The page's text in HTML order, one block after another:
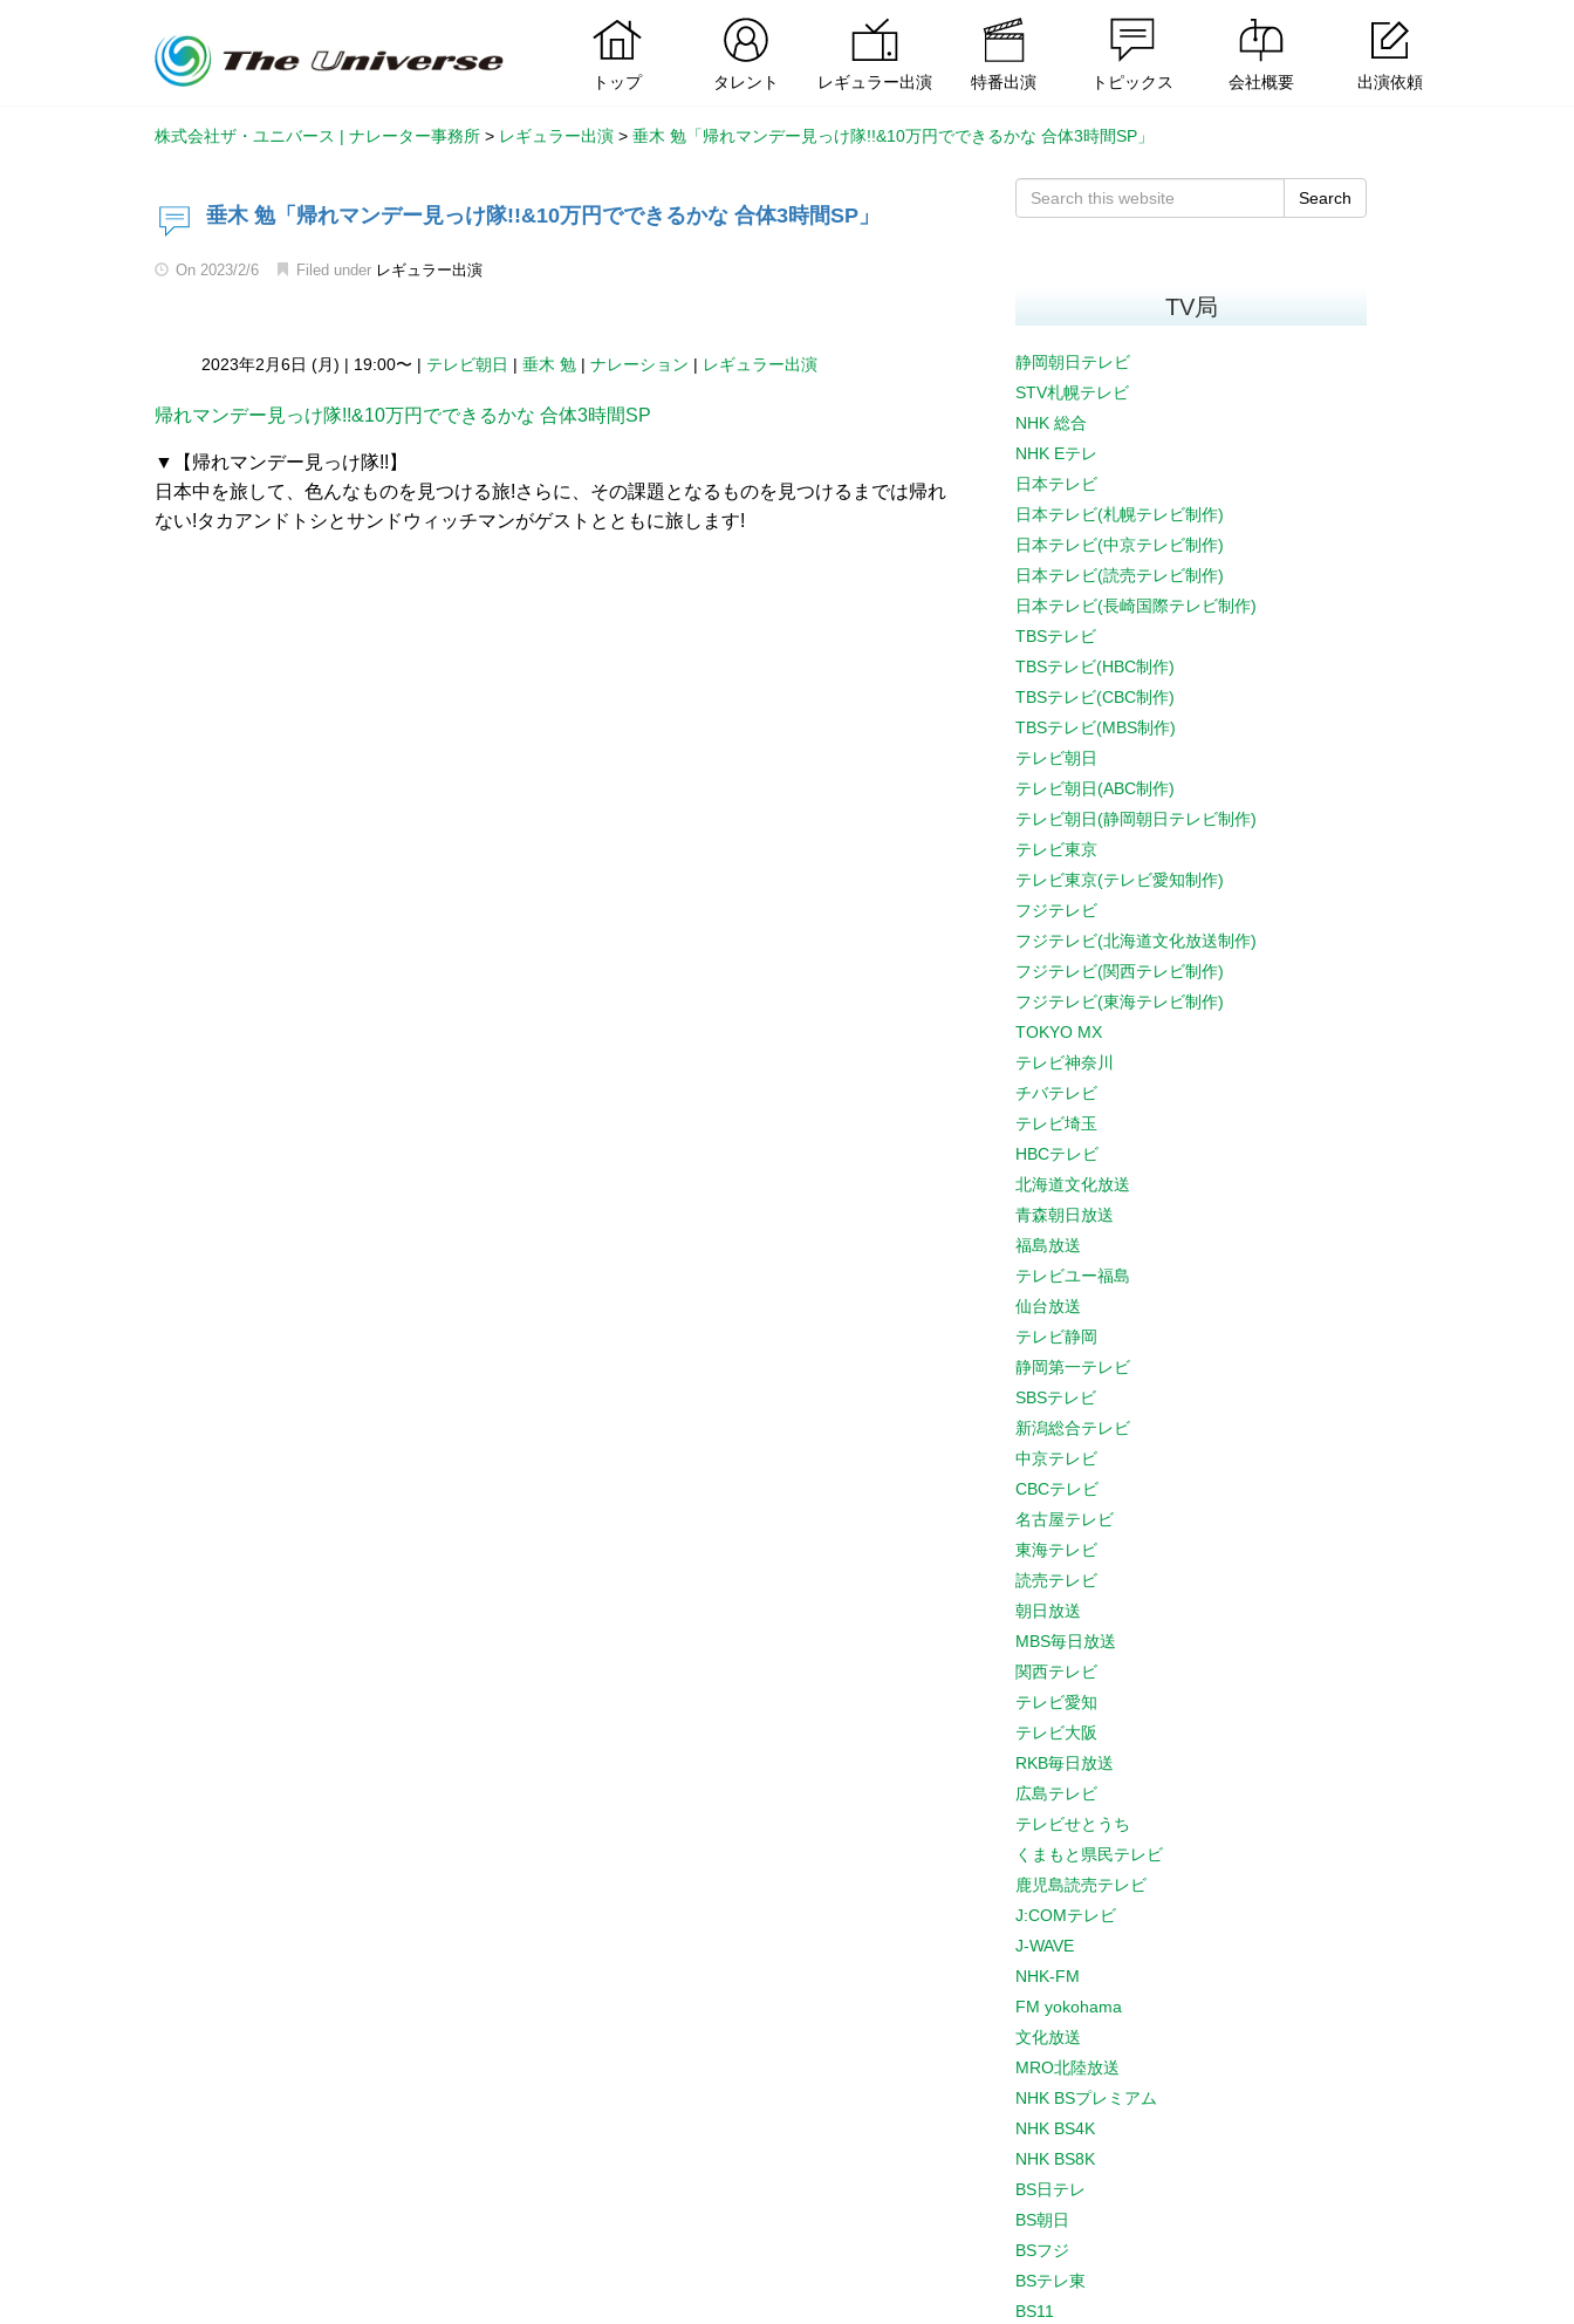
トップ タレント レギュラー出演 特番出演 トピックス 会社概要 出演依頼
株式会社ザ・ユニバース | ナレーター事務所 > レギュラー出演 > 垂木 勉「帰れマンデー見っけ隊!!&10万円でできるかな 合体3時間SP」
垂木 勉「帰れマンデー見っけ隊!!&10万円でできるかな 合体3時間SP」
On 2023/2/6 Filed under レギュラー出演
2023年2月6日 (月) | 19:00〜 | テレビ朝日 | 垂木 勉 | ナレーション | レギュラー出演
帰れマンデー見っけ隊!!&10万円でできるかな 合体3時間SP
▼【帰れマンデー見っけ隊!!】
日本中を旅して、色んなものを見つける旅!さらに、その課題となるものを見つけるまでは帰れ
ない!タカアンドトシとサンドウィッチマンがゲストとともに旅します!
Search
TV局
静岡朝日テレビ
STV札幌テレビ
NHK 総合
NHK Eテレ
日本テレビ
日本テレビ(札幌テレビ制作)
日本テレビ(中京テレビ制作)
日本テレビ(読売テレビ制作)
日本テレビ(長崎国際テレビ制作)
TBSテレビ
TBSテレビ(HBC制作)
TBSテレビ(CBC制作)
TBSテレビ(MBS制作)
テレビ朝日
テレビ朝日(ABC制作)
テレビ朝日(静岡朝日テレビ制作)
テレビ東京
テレビ東京(テレビ愛知制作)
フジテレビ
フジテレビ(北海道文化放送制作)
フジテレビ(関西テレビ制作)
フジテレビ(東海テレビ制作)
TOKYO MX
テレビ神奈川
チバテレビ
テレビ埼玉
HBCテレビ
北海道文化放送
青森朝日放送
福島放送
テレビユー福島
仙台放送
テレビ静岡
静岡第一テレビ
SBSテレビ
新潟総合テレビ
中京テレビ
CBCテレビ
名古屋テレビ
東海テレビ
読売テレビ
朝日放送
MBS毎日放送
関西テレビ
テレビ愛知
テレビ大阪
RKB毎日放送
広島テレビ
テレビせとうち
くまもと県民テレビ
鹿児島読売テレビ
J:COMテレビ
J-WAVE
NHK-FM
FM yokohama
文化放送
MRO北陸放送
NHK BSプレミアム
NHK BS4K
NHK BS8K
BS日テレ
BS朝日
BSフジ
BSテレ東
BS11